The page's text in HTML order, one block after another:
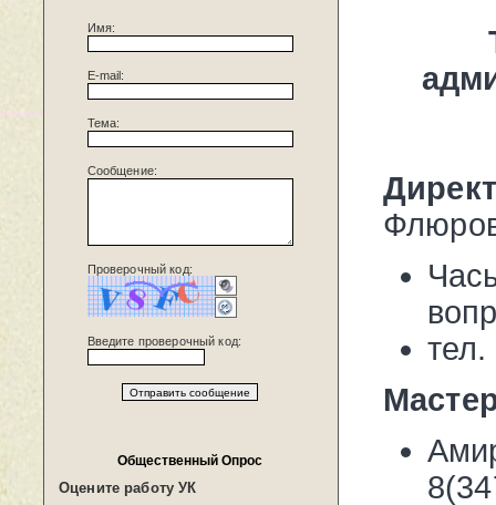
Имя:
E-mail:
Тема:
Сообщение:
Проверочный код:
Введите проверочный код:
Общественный Опрос
Оцените работу УК